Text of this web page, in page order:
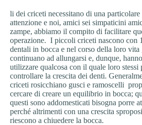
li dei criceti necessitano di una particolare
attenzione e noi, amici sei simpaticini
zampe, abbiamo il compito di facilitare
operazione. I piccoli criceti nascono con
dentali in bocca e nel corso della loro
continuano ad allungarsi e, dunque,
utilizzare qualcosa con il quale loro stessi
controllare la crescita dei denti.
criceti rosicchiano gusci e ramoscelli
cercare di creare un equilibrio in bocca;
questi sono addomesticati bisogna porre
perché altrimenti con una crescita
riescono a chiuedere la bocca.